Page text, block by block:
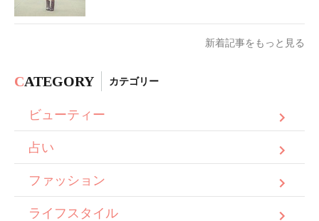
新着記事をもっと見る
CATEGORY カテゴリー
ビューティー
占い
ファッション
ライフスタイル